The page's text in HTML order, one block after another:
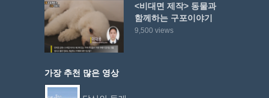
<비대면 제작> 동물과
함께하는 구포이야기
9,500 views
가장 추천 많은 영상